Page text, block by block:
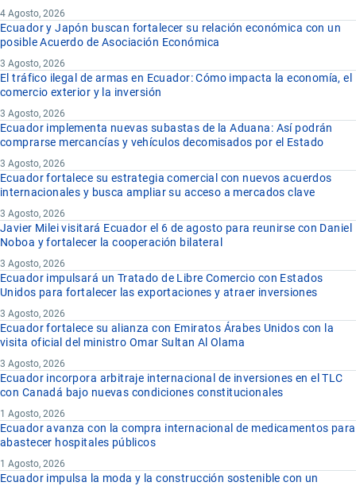
4 Agosto, 2026
Ecuador y Japón buscan fortalecer su relación económica con un
posible Acuerdo de Asociación Económica
3 Agosto, 2026
El tráfico ilegal de armas en Ecuador: Cómo impacta la economía, el
comercio exterior y la inversión
3 Agosto, 2026
Ecuador implementa nuevas subastas de la Aduana: Así podrán
comprarse mercancías y vehículos decomisados por el Estado
3 Agosto, 2026
Ecuador fortalece su estrategia comercial con nuevos acuerdos
internacionales y busca ampliar su acceso a mercados clave
3 Agosto, 2026
Javier Milei visitará Ecuador el 6 de agosto para reunirse con Daniel
Noboa y fortalecer la cooperación bilateral
3 Agosto, 2026
Ecuador impulsará un Tratado de Libre Comercio con Estados
Unidos para fortalecer las exportaciones y atraer inversiones
3 Agosto, 2026
Ecuador fortalece su alianza con Emiratos Árabes Unidos con la
visita oficial del ministro Omar Sultan Al Olama
3 Agosto, 2026
Ecuador incorpora arbitraje internacional de inversiones en el TLC
con Canadá bajo nuevas condiciones constitucionales
1 Agosto, 2026
Ecuador avanza con la compra internacional de medicamentos para
abastecer hospitales públicos
1 Agosto, 2026
Ecuador impulsa la moda y la construcción sostenible con un